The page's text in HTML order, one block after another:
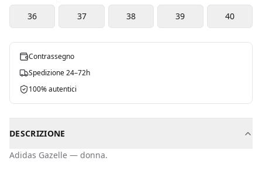
36 37 38 39 40
Contrassegno
Spedizione 24–72h
100% autentici
DESCRIZIONE
Adidas Gazelle — donna.